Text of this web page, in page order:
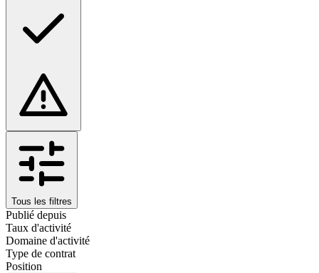
Tous les filtres
Publié depuis
Taux d'activité
Domaine d'activité
Type de contrat
Position